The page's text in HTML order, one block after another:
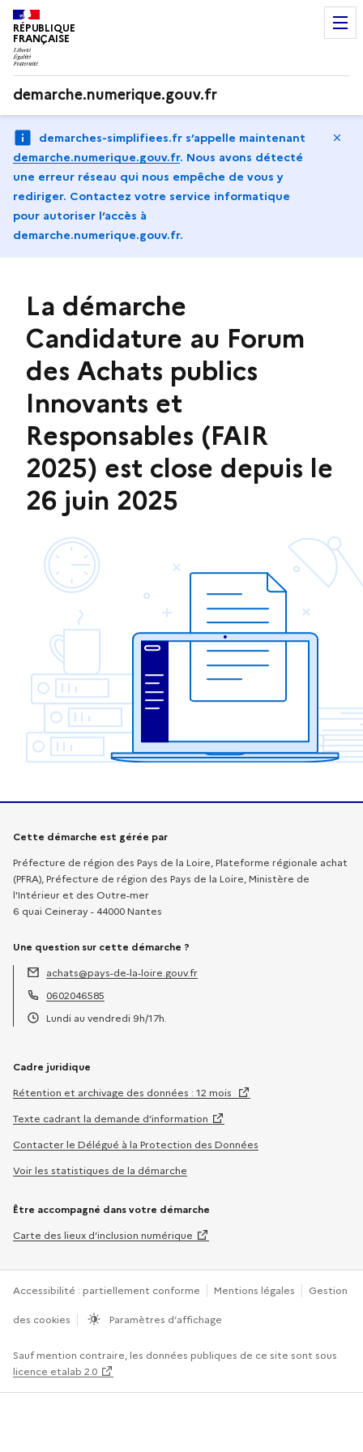
RÉPUBLIQUE
FRANÇAISE
demarche.numerique.gouv.fr
demarches-simplifiees.fr s’appelle maintenant
demarche.numerique.gouv.fr. Nous avons détecté
une erreur réseau qui nous empêche de vous y
rediriger. Contactez votre service informatique
pour autoriser l‘accès à
demarche.numerique.gouv.fr.
La démarche
Candidature au Forum
des Achats publics
Innovants et
Responsables (FAIR
2025) est close depuis le
26 juin 2025
Informations sur la démarche
Cette démarche est gérée par
Préfecture de région des Pays de la Loire, Plateforme régionale achat
(PFRA), Préfecture de région des Pays de la Loire, Ministère de
l'Intérieur et des Outre-mer
6 quai Ceineray - 44000 Nantes
Une question sur cette démarche ?
Adresse électronique :
achats@pays-de-la-loire.gouv.fr
Téléphone :
0602046585
Lundi au vendredi 9h/17h.
Cadre juridique
Rétention et archivage des données : 12 mois
Texte cadrant la demande d’information
Contacter le Délégué à la Protection des Données
Voir les statistiques de la démarche
Être accompagné dans votre démarche
Carte des lieux d’inclusion numérique
Accessibilité : partiellement conforme Mentions légales Gestion
des cookies Paramètres d’affichage
Sauf mention contraire, les données publiques de ce site sont sous
licence etalab 2.0